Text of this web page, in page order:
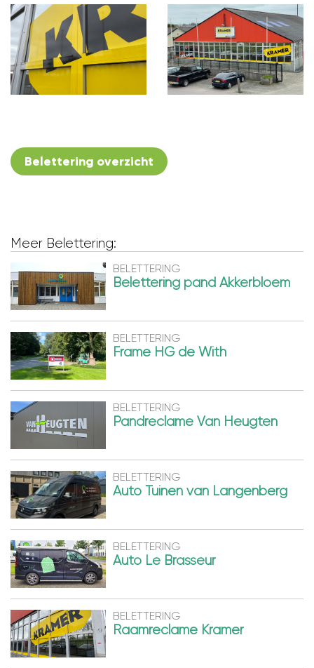
Belettering overzicht
Meer Belettering:
BELETTERING
Belettering pand Akkerbloem
BELETTERING
Frame HG de With
BELETTERING
Pandreclame Van Heugten
BELETTERING
Auto Tuinen van Langenberg
BELETTERING
Auto Le Brasseur
BELETTERING
Raamreclame Kramer